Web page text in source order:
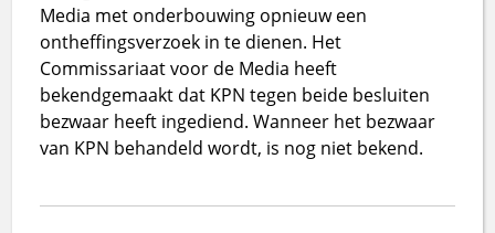
Media met onderbouwing opnieuw een
ontheffingsverzoek in te dienen. Het
Commissariaat voor de Media heeft
bekendgemaakt dat KPN tegen beide besluiten
bezwaar heeft ingediend. Wanneer het bezwaar
van KPN behandeld wordt, is nog niet bekend.